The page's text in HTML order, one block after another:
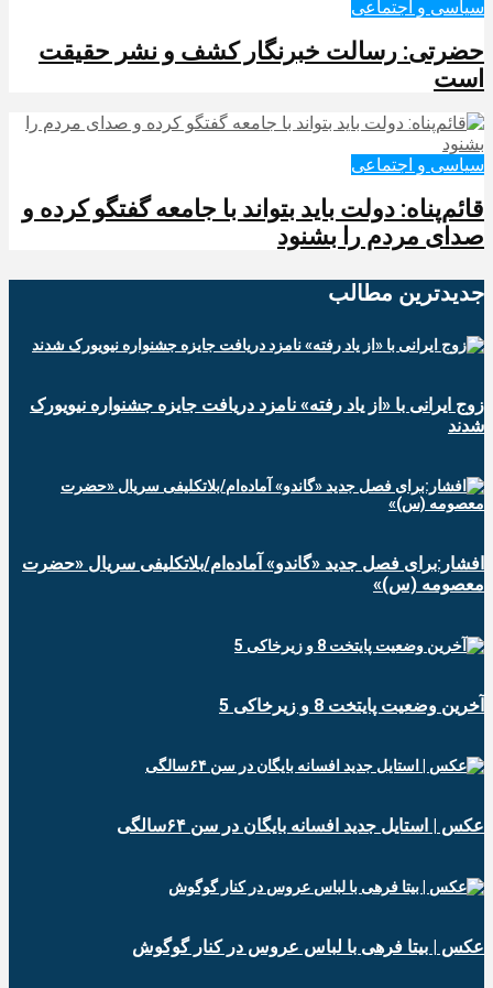
سیاسی و اجتماعی
حضرتی: رسالت خبرنگار کشف و نشر حقیقت
است
سیاسی و اجتماعی
قائم‌پناه: دولت باید بتواند با جامعه گفتگو کرده و
صدای مردم را بشنود
جدیدترین‌ مطالب
زوج ایرانی با «از یاد رفته» نامزد دریافت جایزه جشنواره نیویورک
شدند
افشار:برای فصل جدید «گاندو» آماده‌ام/بلاتکلیفی سریال «حضرت
معصومه (س)»
آخرین وضعیت پایتخت 8 و زیرخاکی 5
عکس | استایل جدید افسانه بایگان در سن ۶۴سالگی
عکس | بیتا فرهی با لباس عروس در کنار گوگوش